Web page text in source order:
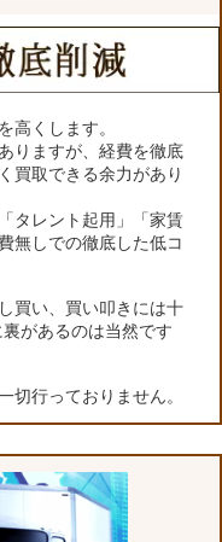
高くします。
りますが、経費を徹底
買取できる余力があり
タレント起用」「家賃
無しでの徹底した低コ
買い、買い叩きには十
があるのは当然です
切行っておりません。